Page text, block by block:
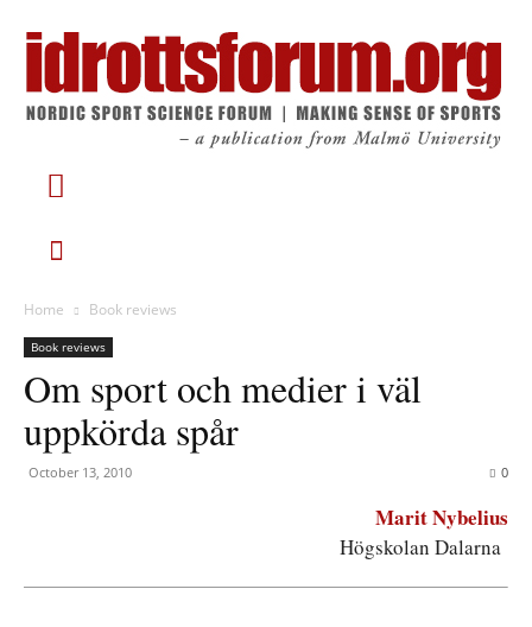
Home Book reviews
Book reviews
Om sport och medier i väl
uppkörda spår
October 13, 2010 0
Marit Nybelius
Högskolan Dalarna